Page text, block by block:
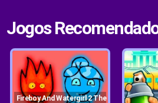
Jogos
Fireboy And Watergirl 2 The